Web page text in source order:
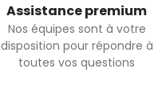
Assistance premium
Nos équipes sont à votre
disposition pour répondre à
toutes vos questions